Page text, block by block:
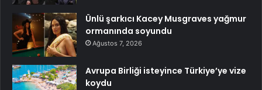
Ünlü şarkıcı Kacey Musgraves yağmur
ormanında soyundu
Ağustos 7, 2026
Avrupa Birliği isteyince Türkiye’ye vize
koydu